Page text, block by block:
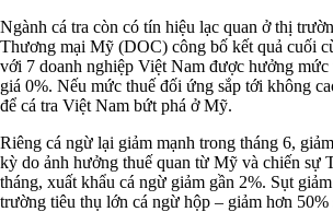
Ngành cá tra còn có tín hiệu lạc quan ở thị
Thương mại Mỹ (DOC) công bố kết quả cuối
với 7 doanh nghiệp Việt Nam được hưởng mức
giá 0%. Nếu mức thuế đối ứng sắp tới không
để cá tra Việt Nam bứt phá ở Mỹ.
Riêng cá ngừ lại giảm mạnh trong tháng 6,
kỳ do ảnh hưởng thuế quan từ Mỹ và chiến sự
tháng, xuất khẩu cá ngừ giảm gần 2%. Sụt
trường tiêu thụ lớn cá ngừ hộp – giảm hơn